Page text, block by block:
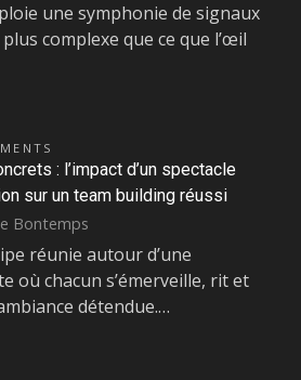
une symphonie de signaux
complexe que ce que l’œil
: l’impact d’un spectacle
sur un team building réussi
Bontemps
réunie autour d’une
où chacun s’émerveille, rit et
détendue.…